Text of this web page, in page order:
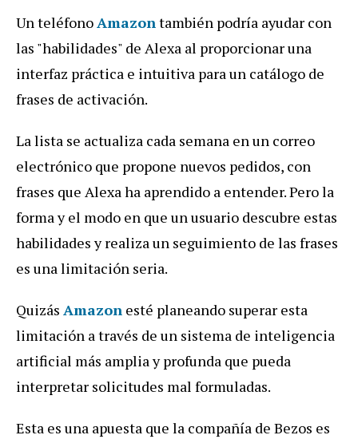
Un teléfonoAmazontambién podría ayudar con
las "habilidades" de Alexa al proporcionar una
interfaz práctica e intuitiva para un catálogo de
frases de activación.
La lista se actualiza cada semana en un correo
electrónico que propone nuevos pedidos, con
frases que Alexa ha aprendido a entender. Pero la
forma y el modo en que un usuario descubre estas
habilidades y realiza un seguimiento de las frases
es una limitación seria.
Quizás Amazon esté planeando superar esta
limitación a través de un sistema de inteligencia
artificial más amplia y profunda que pueda
interpretar solicitudes mal formuladas.
Esta es una apuesta que la compañía de Bezos es